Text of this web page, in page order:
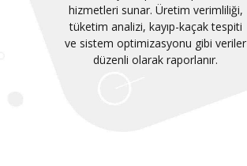
hizmetleri sunar. Üretim verimliliği,
tüketim analizi, kayıp-kaçak tespiti
ve sistem optimizasyonu gibi veriler
düzenli olarak raporlanır.